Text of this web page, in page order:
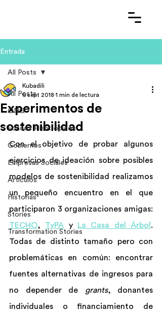
Entrada
All Posts
ONG
Fondos Filantrópicos
Gobiernos
Empresas Sociales
Artículos
Historias
Stories
Transformation Stories
All Posts
Experimentos de
sostenibilidad
Kubadili
6 sept 2018 1 min de lectura
Con el objetivo de probar algunos
ejercicios de ideación sobre posibles
modelos de sostenibilidad realizamos
un pequeño encuentro en el que
TECHO, TyPA y La Casa del Árbol .
Todas de distinto tamaño pero con
problemáticas en común: encontrar
fuentes alternativas de ingresos para
no depender de grants, donantes
individuales o financiamiento de